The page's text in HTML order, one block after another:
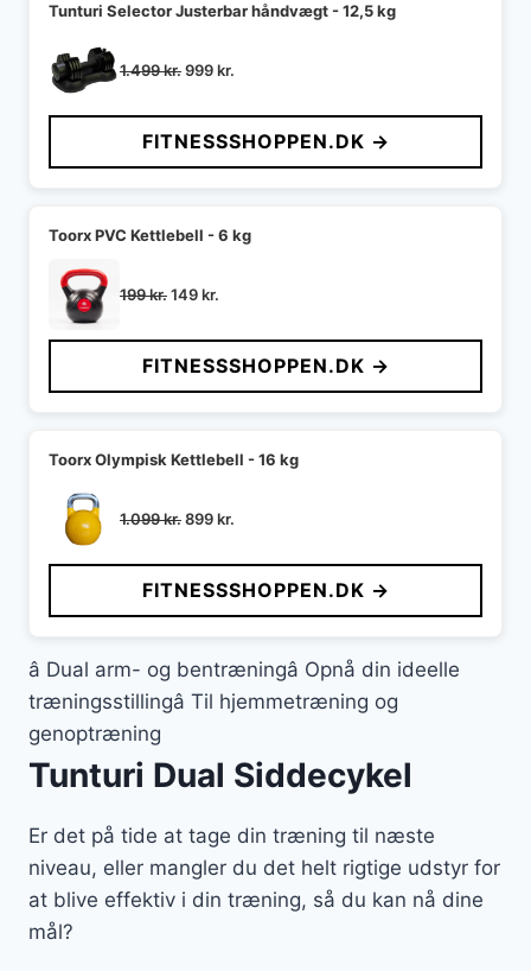
Tunturi Selector Justerbar håndvægt - 12,5 kg
1.499kr.Den
pris
var:
1.499 kr..
999kr.
pris
er:
999 kr..
FITNESSSHOPPEN.DK →
Toorx PVC Kettlebell - 6 kg
199kr.Den
pris
var:
199 kr..
149kr.
pris
er:
149 kr..
FITNESSSHOPPEN.DK →
Toorx Olympisk Kettlebell - 16 kg
1.099kr.Den
pris
var:
1.099 kr..
899kr.
pris
er:
899 kr..
FITNESSSHOPPEN.DK →
â Dual arm- og bentræningâ Opnå din ideelle
træningsstillingâ Til hjemmetræning og
genoptræning
Tunturi Dual Siddecykel
Er det på tide at tage din træning til næste
niveau, eller mangler du det helt rigtige udstyr for
at blive effektiv i din træning, så du kan nå dine
mål?